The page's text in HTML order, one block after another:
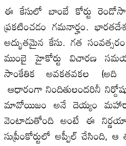
ఈ కేసులో బాంబే కోర్టు
ప్రకటించడం గమనార్హం.
అద్భుతమైన కేసు. గత
ముంబై హైకోర్టు విచారణ
సాంకేతిక అవకతవకల (అది
ఆధారంగా నిందితులందరినీ
మావోయిజం అనే దెయ్యం
వెంటాడుతోంది అంటే ఈ
సుప్రీంకోర్టులో అప్పీల్ చేసింది, ఆ